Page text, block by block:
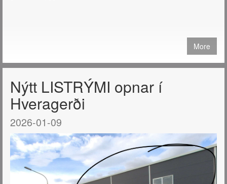
More
Nýtt LISTRÝMI opnar í
Hveragerði
2026-01-09